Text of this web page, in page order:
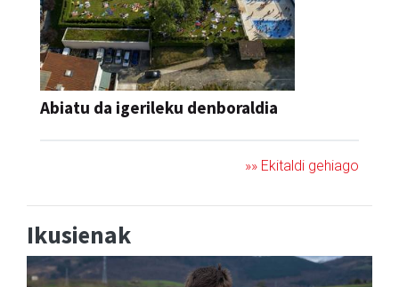
Abiatu da igerileku denboraldia